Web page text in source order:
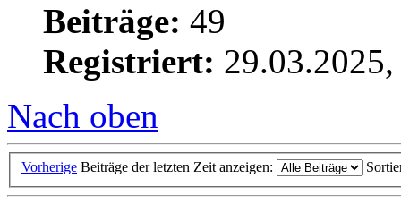
Beiträge: 49
Registriert:
Nach oben
Vorherige Beiträge der letzten Zeit anzeigen: